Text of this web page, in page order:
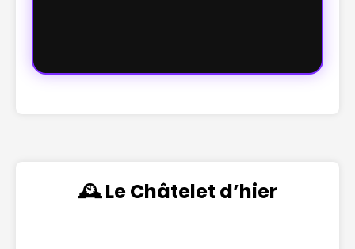
🕰️ Le Châtelet d’hier